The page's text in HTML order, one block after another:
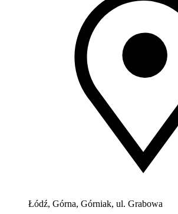
Łódź, Górna, Górniak, ul. Grabowa